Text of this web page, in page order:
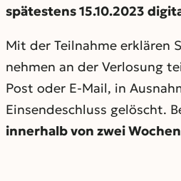
spätestens 15.10.2023
Mit der Teilnahme erklären
nehmen an der Verlosung
Post oder E-Mail, in
Einsendeschluss gelöscht.
innerhalb von zwei